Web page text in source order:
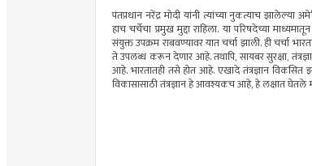
पंतप्रधान नरेंद्र मोदी यांनी त्यांच्या नुकत्याच झालेल्या
हाच चर्चेचा प्रमुख मुद्दा राहिला. या परिषदेच्या
संयुक्त उपक्रम राबवण्यावर यात चर्चा झाली. ही चर्चा
ते उपलब्ध करून देणार आहे. तथापि, सायबर सुरक्षा,
आहे. भारतातही तसे होत आहे. एखादे तंत्रज्ञान
विकासासाठी तंत्रज्ञान हे आवश्यकच आहे, हे लक्षात